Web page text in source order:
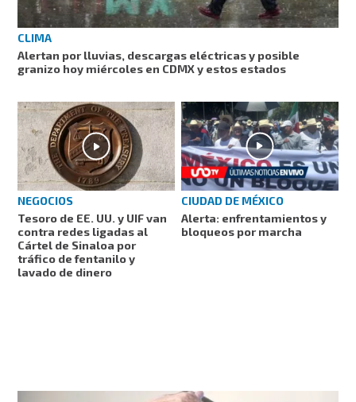
CLIMA
Alertan por lluvias, descargas eléctricas y posible
granizo hoy miércoles en CDMX y estos estados
NEGOCIOS
Tesoro de EE. UU. y UIF van
contra redes ligadas al
Cártel de Sinaloa por
tráfico de fentanilo y
lavado de dinero
CIUDAD DE MÉXICO
Alerta: enfrentamientos y
bloqueos por marcha